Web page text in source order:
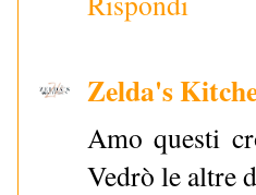
Zelda's
Amo questi
Vedrò le altre